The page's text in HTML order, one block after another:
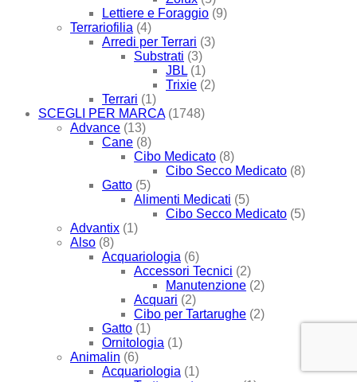
Lettiere e Foraggio (9)
Terrariofilia (4)
Arredi per Terrari (3)
Substrati (3)
JBL (1)
Trixie (2)
Terrari (1)
SCEGLI PER MARCA (1748)
Advance (13)
Cane (8)
Cibo Medicato (8)
Cibo Secco Medicato (8)
Gatto (5)
Alimenti Medicati (5)
Cibo Secco Medicato (5)
Advantix (1)
Also (8)
Acquariologia (6)
Accessori Tecnici (2)
Manutenzione (2)
Acquari (2)
Cibo per Tartarughe (2)
Gatto (1)
Ornitologia (1)
Animalin (6)
Acquariologia (1)